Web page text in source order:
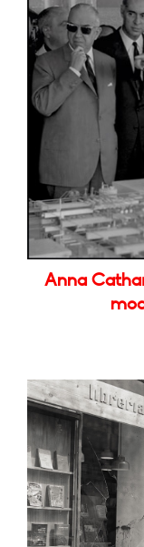
Anna